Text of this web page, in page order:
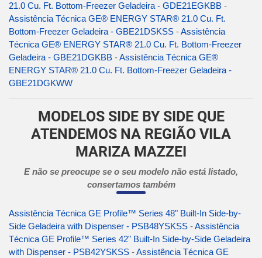
21.0 Cu. Ft. Bottom-Freezer Geladeira - GDE21EGKBB -
Assistência Técnica GE® ENERGY STAR® 21.0 Cu. Ft.
Bottom-Freezer Geladeira - GBE21DSKSS -Assistência
Técnica GE® ENERGY STAR® 21.0 Cu. Ft. Bottom-Freezer
Geladeira - GBE21DGKBB -Assistência Técnica GE®
ENERGY STAR® 21.0 Cu. Ft. Bottom-Freezer Geladeira -
GBE21DGKWW
MODELOS SIDE BY SIDE QUE
ATENDEMOS NA REGIÃO VILA
MARIZA MAZZEI
E não se preocupe se o seu modelo não está listado,
consertamos também
Assistência Técnica GE Profile™ Series 48" Built-In Side-by-
Side Geladeira with Dispenser - PSB48YSKSS -Assistência
Técnica GE Profile™ Series 42" Built-In Side-by-Side Geladeira
with Dispenser - PSB42YSKSS -Assistência Técnica GE